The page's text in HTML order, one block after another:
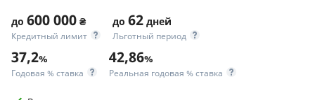
до 600 000 ₴
Кредитный лимит
до 62 дней
Льготный период
37,2%
Годовая % ставка
42,86%
Реальная годовая % ставка